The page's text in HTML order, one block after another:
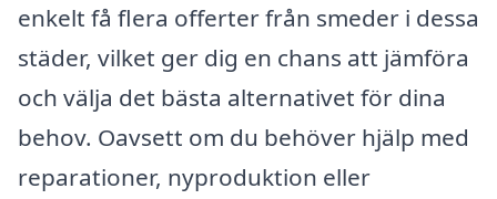
enkelt få flera offerter från smeder i dessa
städer, vilket ger dig en chans att jämföra
och välja det bästa alternativet för dina
behov. Oavsett om du behöver hjälp med
reparationer, nyproduktion eller